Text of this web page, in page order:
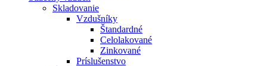
Skladovanie
Vzdušníky
Štandardné
Celolakované
Zinkované
Príslušenstvo